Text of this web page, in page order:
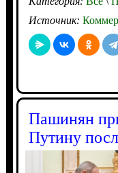
Источник:
Пашинян
Путину